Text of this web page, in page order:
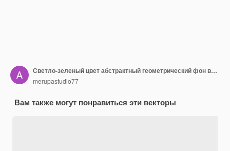
Светло-зеленый цвет абстрактный геометрический фон векторный дизайн
merupastudio77
Вам также могут понравиться эти векторы